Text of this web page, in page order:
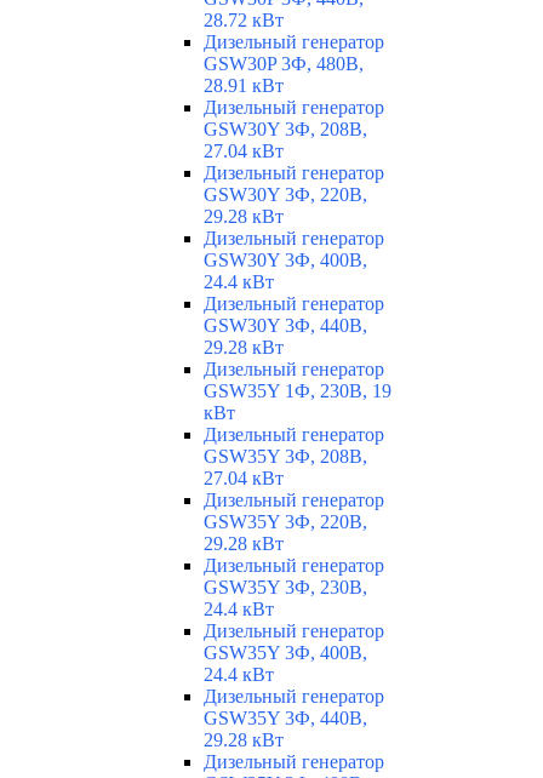
28.72 кВт
Дизельный генератор
GSW30P 3Ф, 480В,
28.91 кВт
Дизельный генератор
GSW30Y 3Ф, 208В,
27.04 кВт
Дизельный генератор
GSW30Y 3Ф, 220В,
29.28 кВт
Дизельный генератор
GSW30Y 3Ф, 400В,
24.4 кВт
Дизельный генератор
GSW30Y 3Ф, 440В,
29.28 кВт
Дизельный генератор
GSW35Y 1Ф, 230В, 19
кВт
Дизельный генератор
GSW35Y 3Ф, 208В,
27.04 кВт
Дизельный генератор
GSW35Y 3Ф, 220В,
29.28 кВт
Дизельный генератор
GSW35Y 3Ф, 230В,
24.4 кВт
Дизельный генератор
GSW35Y 3Ф, 400В,
24.4 кВт
Дизельный генератор
GSW35Y 3Ф, 440В,
29.28 кВт
Дизельный генератор